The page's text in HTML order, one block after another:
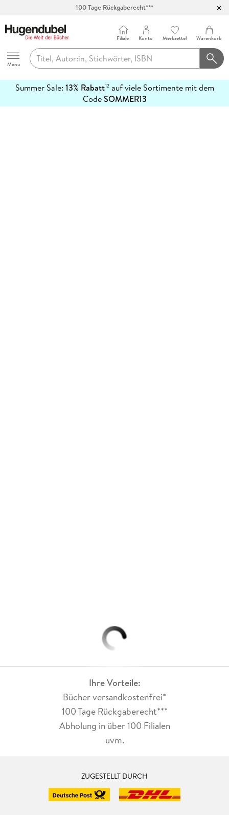
100 Tage Rückgaberecht***
Hugendubel
Menu
Filiale Konto Merkzettel Warenkorb
Summer Sale: 13% Rabatt12auf viele Sortimente mit dem
CodeSOMMER13
erfahren
Ihre Vorteile:
Bücher versandkostenfrei*
100 Tage Rückgaberecht***
Abholung in über 100 Filialen
uvm.
ZUGESTELLT DURCH